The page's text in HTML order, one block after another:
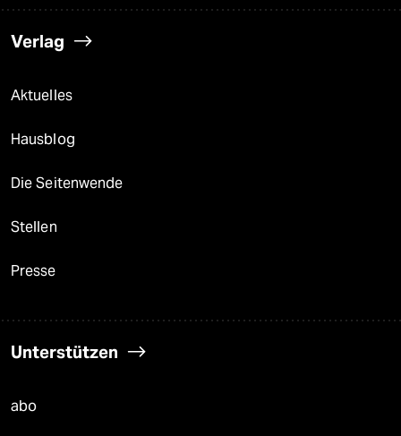
Verlag
Aktuelles
Hausblog
Die Seitenwende
Stellen
Presse
Unterstützen
abo